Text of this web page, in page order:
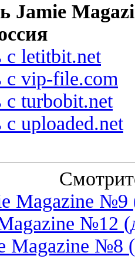
Jamie
с letitbit.net
с vip-file.com
с turbobit.net
с uploaded.net
Magazine №9
№12
Magazine №8